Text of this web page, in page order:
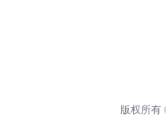
版权所有